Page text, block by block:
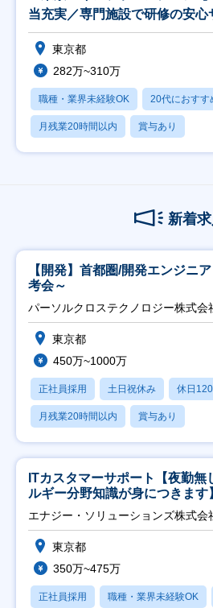
当充実／専門施設で研修の安心
月3H】
東京都
282万~310万
職種・業界未経験OK 20代におすす
月残業20時間以内 賞与あり
新着
【開発】首都圏/開発エンジニ
考会～
パーソルクロステクノロジー株式会
東京都
450万~1000万
正社員採用 土日祝休み 休日
月残業20時間以内 賞与あり
ITカスタマーサポート【夜勤無
ルギー分野知識が身につきます
エナジー・ソリューションズ株式会
東京都
350万~475万
正社員採用 職種・業界未経験OK